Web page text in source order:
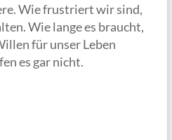
Wie frustriert wir sind,
Wie lange es braucht,
für unser Leben
es gar nicht.